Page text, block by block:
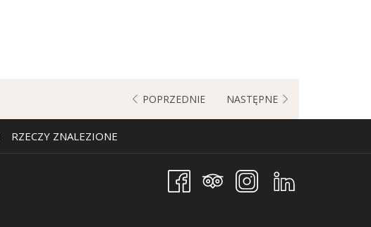
POPRZEDNIE NASTĘPNE
RZECZY ZNALEZIONE